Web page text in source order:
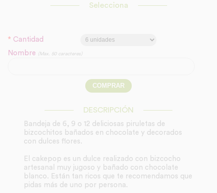
Selecciona
* Cantidad
Nombre (Max. 50 caracteres)
DESCRIPCIÓN
Bandeja de 6, 9 o 12 deliciosas piruletas de
bizcochitos bañados en chocolate y decorados
con dulces flores.
El cakepop es un dulce realizado con bizcocho
artesanal muy jugoso y bañado con chocolate
blanco. Están tan ricos que te recomendamos que
pidas más de uno por persona.